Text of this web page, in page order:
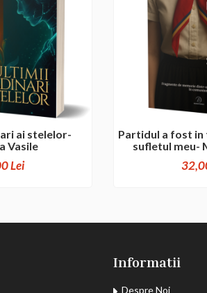
ai stelelor-
Vasile
Lei
Partidul a fost in
sufletul meu-
Informatii
Despre Noi